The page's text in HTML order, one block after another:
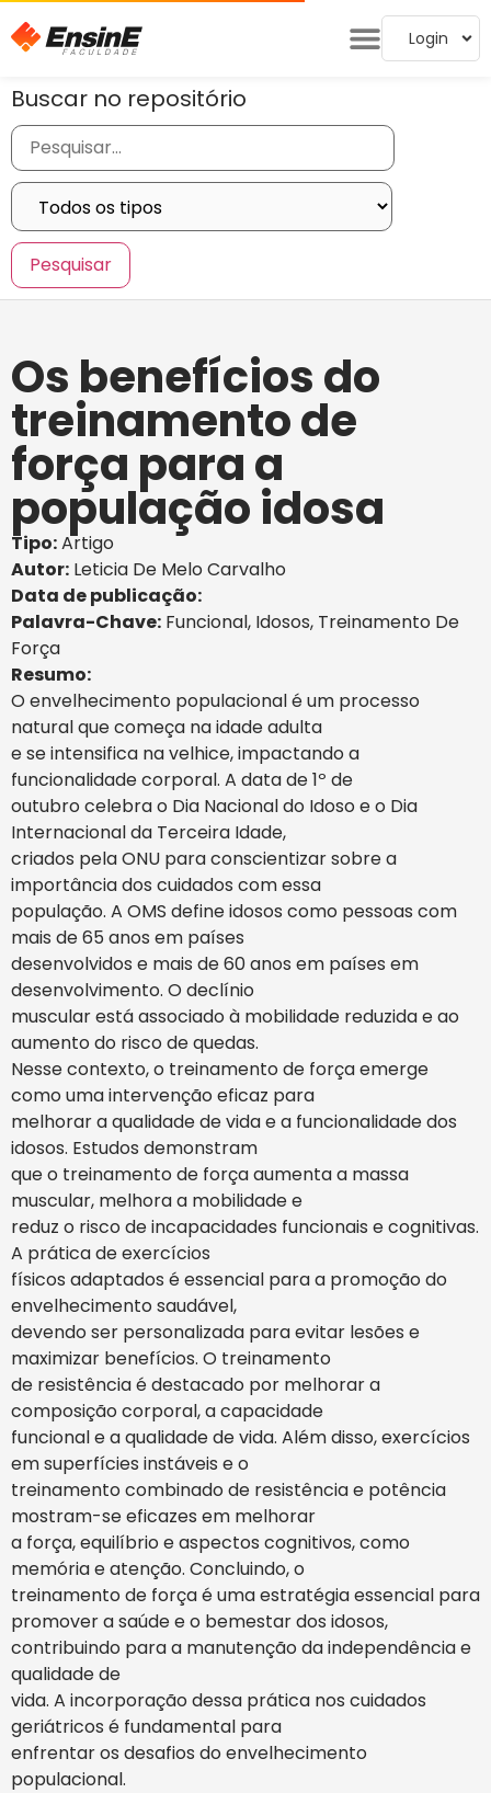
Login
Buscar no repositório
Os benefícios do
treinamento de
força para a
população idosa
Tipo:Artigo
Autor: Leticia De Melo Carvalho
Data de publicação:
Palavra-Chave: Funcional, Idosos, Treinamento De
Força
Resumo:
O envelhecimento populacional é um processo
natural que começa na idade adulta
e se intensifica na velhice, impactando a
funcionalidade corporal. A data de 1º de
outubro celebra o Dia Nacional do Idoso e o Dia
Internacional da Terceira Idade,
criados pela ONU para conscientizar sobre a
importância dos cuidados com essa
população. A OMS define idosos como pessoas com
mais de 65 anos em países
desenvolvidos e mais de 60 anos em países em
desenvolvimento. O declínio
muscular está associado à mobilidade reduzida e ao
aumento do risco de quedas.
Nesse contexto, o treinamento de força emerge
como uma intervenção eficaz para
melhorar a qualidade de vida e a funcionalidade dos
idosos. Estudos demonstram
que o treinamento de força aumenta a massa
muscular, melhora a mobilidade e
reduz o risco de incapacidades funcionais e cognitivas.
A prática de exercícios
físicos adaptados é essencial para a promoção do
envelhecimento saudável,
devendo ser personalizada para evitar lesões e
maximizar benefícios. O treinamento
de resistência é destacado por melhorar a
composição corporal, a capacidade
funcional e a qualidade de vida. Além disso, exercícios
em superfícies instáveis e o
treinamento combinado de resistência e potência
mostram-se eficazes em melhorar
a força, equilíbrio e aspectos cognitivos, como
memória e atenção. Concluindo, o
treinamento de força é uma estratégia essencial para
promover a saúde e o bemestar dos idosos,
contribuindo para a manutenção da independência e
qualidade de
vida. A incorporação dessa prática nos cuidados
geriátricos é fundamental para
enfrentar os desafios do envelhecimento
populacional.